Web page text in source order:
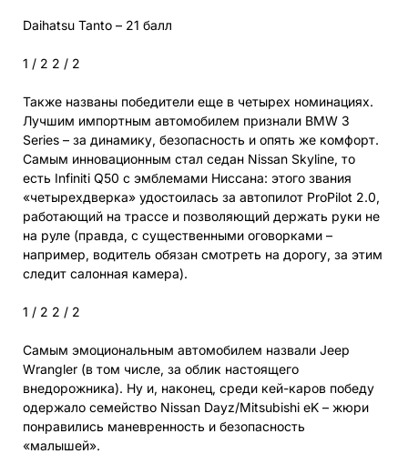
Daihatsu Tanto – 21 балл
1 / 2 2 / 2
Также названы победители еще в четырех номинациях.
Лучшим импортным автомобилем признали BMW 3
Series – за динамику, безопасность и опять же комфорт.
Самым инновационным стал седан Nissan Skyline, то
есть Infiniti Q50 с эмблемами Ниссана: этого звания
«четырехдверка» удостоилась за автопилот ProPilot 2.0,
работающий на трассе и позволяющий держать руки не
на руле (правда, с существенными оговорками –
например, водитель обязан смотреть на дорогу, за этим
следит салонная камера).
1 / 2 2 / 2
Самым эмоциональным автомобилем назвали Jeep
Wrangler (в том числе, за облик настоящего
внедорожника). Ну и, наконец, среди кей-каров победу
одержало семейство Nissan Dayz/Mitsubishi eK – жюри
понравились маневренность и безопасность
«малышей».